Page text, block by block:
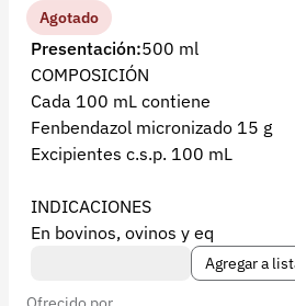
Agotado
Presentación:500 ml
COMPOSICIÓN
Cada 100 mL contiene
Fenbendazol micronizado 15 g
Excipientes c.s.p. 100 mL
INDICACIONES
En bovinos, ovinos y eq
Agregar a
Iniciar sesión
Registrarse
Recuperar contraseña
Contacto
Soporte
+57 323 2931928